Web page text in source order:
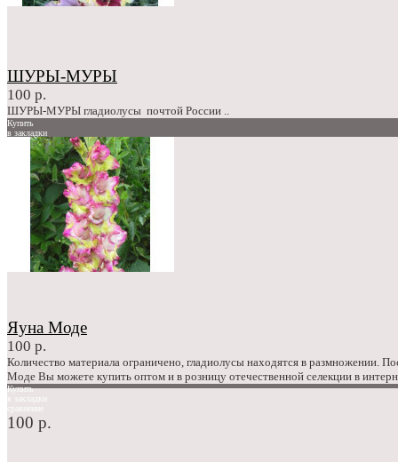
ШУРЫ-МУРЫ
100 р.
ШУРЫ-МУРЫ гладиолусы почтой России ..
Купить
в закладки
сравнение
100 р.
Яуна Моде
100 р.
Количество материала ограничено, гладиолусы находятся в
Моде Вы можете купить оптом и в розницу отечественной селекции в
Купить
100 р.